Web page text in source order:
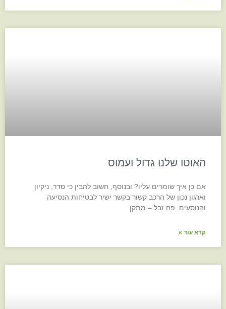
האוטו שלנו גדול ועמוס
אם כן איך שומרים עליו? ובנוסף, חשוב להבין כי סדר, ניקיון
וארגון נכון של הרכב קשור בקשר ישיר לבטיחות הנסיעה
והנוסעים. פח זבל – מתקן
קרא עוד »